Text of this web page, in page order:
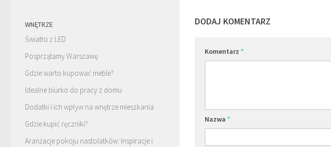
DODAJ KOMENTARZ
Komentarz *
Nazwa *
WNĘTRZE
Światło z LED
Posprzątamy Warszawę
Gdzie warto kupować meble?
Idealne biurko do pracy z domu
Dodatki i ich wpływ na wnętrze mieszkania
Gdzie kupić ręczniki?
Aranżacje pokoju nastolatków: Inspiracje i